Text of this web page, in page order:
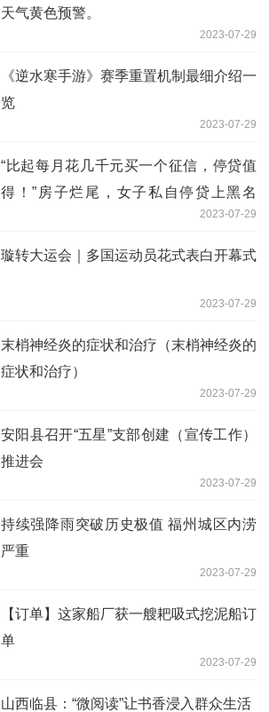
天气黄色预警。
2023-07-29
《逆水寒手游》赛季重置机制最细介绍一
览
2023-07-29
“比起每月花几千元买一个征信，停贷值
得！”房子烂尾，女子私自停贷上黑名
2023-07-29
璇转大运会｜多国运动员花式表白开幕式
2023-07-29
末梢神经炎的症状和治疗（末梢神经炎的
症状和治疗）
2023-07-29
安阳县召开“五星”支部创建（宣传工作）
推进会
2023-07-29
持续强降雨突破历史极值 福州城区内涝
严重
2023-07-29
【订单】这家船厂获一艘耙吸式挖泥船订
单
2023-07-29
山西临县：“微阅读”让书香浸入群众生活